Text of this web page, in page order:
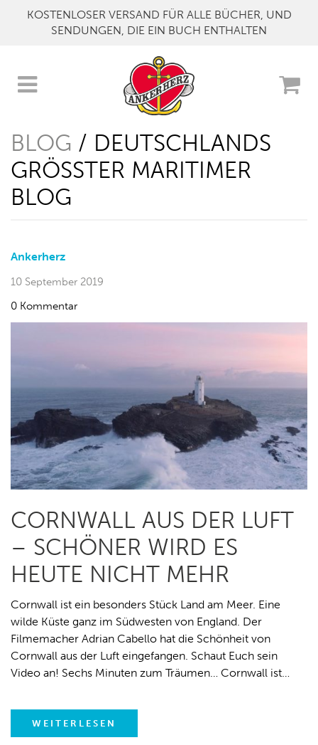
KOSTENLOSER VERSAND FÜR ALLE BÜCHER, UND
SENDUNGEN, DIE EIN BUCH ENTHALTEN
BLOG / DEUTSCHLANDS
GRÖSSTER MARITIMER B
LOG
Ankerherz
10 September 2019
0 Kommentar
CORNWALL AUS DER LUFT
– SCHÖNER WIRD ES
HEUTE NICHT MEHR
Cornwall ist ein besonders Stück Land am Meer. Eine
wilde Küste ganz im Südwesten von England. Der
Filmemacher Adrian Cabello hat die Schönheit von
Cornwall aus der Luft eingefangen. Schaut Euch sein
Video an! Sechs Minuten zum Träumen… Cornwall ist…
WEITERLESEN